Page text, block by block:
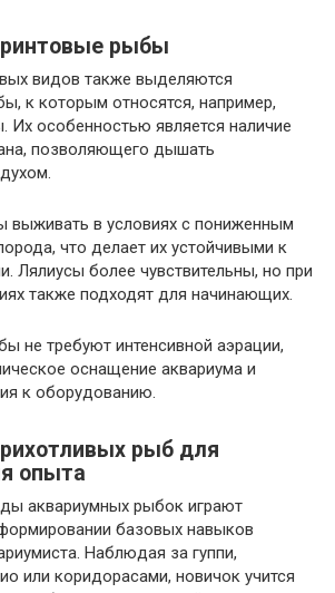
рыбы
видов также выделяются
к которым относятся, например,
Их особенностью является наличие
позволяющего дышать
выживать в условиях с пониженным
что делает их устойчивыми к
Лялиусы более чувствительны, но при
также подходят для начинающих.
не требуют интенсивной аэрации,
оснащение аквариума и
к оборудованию.
рыб для
опыта
аквариумных рыбок играют
базовых навыков
Наблюдая за гуппи,
или коридорасами, новичок учится